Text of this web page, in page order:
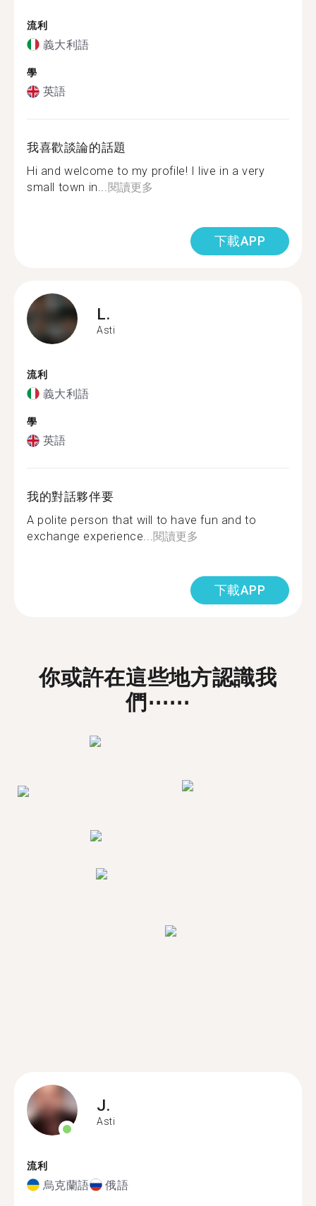
流利
義大利語
學
英語
我喜歡談論的話題
Hi and welcome to my profile! I live in a very
small town in...閱讀更多
下載APP
L.
Asti
流利
義大利語
學
英語
我的對話夥伴要
A polite person that will to have fun and to
exchange experience...閱讀更多
下載APP
你或許在這些地方認識我
們⋯⋯
J.
Asti
流利
烏克蘭語 俄語